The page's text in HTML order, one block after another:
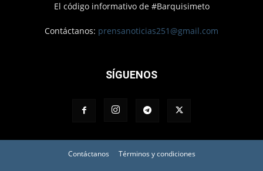
El código informativo de #Barquisimeto
Contáctanos: prensanoticias251@gmail.com
SÍGUENOS
Contáctanos Términos y condiciones